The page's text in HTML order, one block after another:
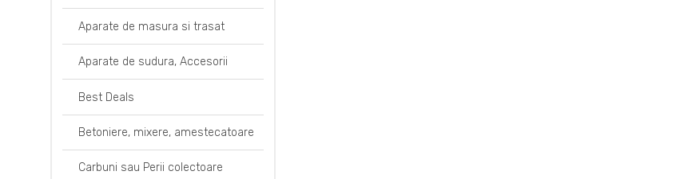
Aparate de masura si trasat
Aparate de sudura, Accesorii
Best Deals
Betoniere, mixere, amestecatoare
Carbuni sau Perii colectoare